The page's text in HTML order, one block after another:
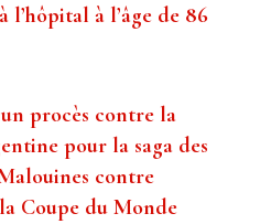
l’hôpital à l’âge de 86
procès contre la
pour la saga des
contre
Coupe du Monde